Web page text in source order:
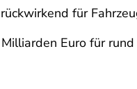
für
Euro für